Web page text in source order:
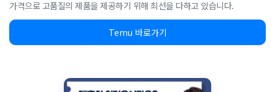
가격으로 고품질의 제품을 제공하기 위해 최선을 다하고 있습니다.
Temu 바로가기